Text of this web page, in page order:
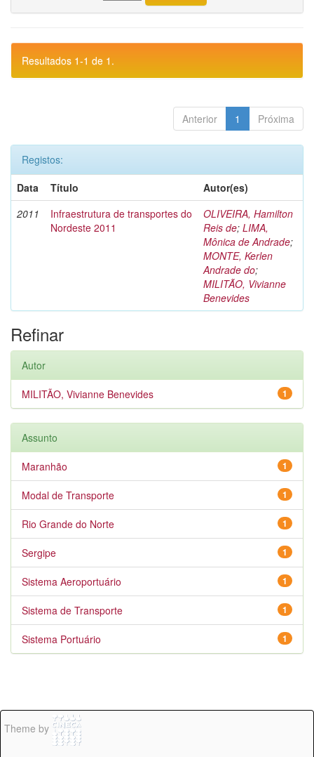
Resultados 1-1 de 1.
Anterior 1 Próxima
Registos:
Data
Título
Autor(es)
2011
Infraestrutura de transportes do
Nordeste 2011
OLIVEIRA, Hamilton
Reis de; LIMA,
Mônica de Andrade;
MONTE, Kerlen
Andrade do;
MILITÃO, Vivianne
Benevides
Refinar
Autor
1
MILITÃO, Vivianne Benevides
Assunto
1
Maranhão
1
Modal de Transporte
1
Rio Grande do Norte
1
Sergipe
1
Sistema Aeroportuário
1
Sistema de Transporte
1
Sistema Portuário
Theme by